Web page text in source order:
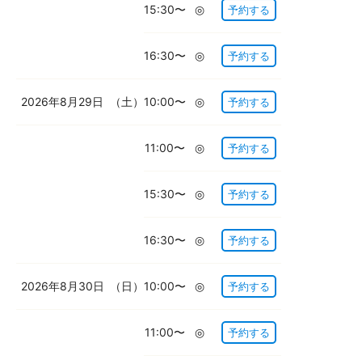
15:30〜 ◎ 予約する
16:30〜 ◎ 予約する
2026年8月29日 （土） 10:00〜 ◎ 予約する
11:00〜 ◎ 予約する
15:30〜 ◎ 予約する
16:30〜 ◎ 予約する
2026年8月30日 （日） 10:00〜 ◎ 予約する
11:00〜 ◎ 予約する